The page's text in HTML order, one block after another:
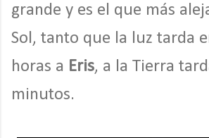
grande y es el que más
Sol, tanto que la luz tarda
horas a Eris, a la Tierra
minutos.